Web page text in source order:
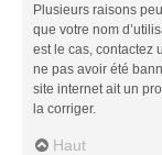
Plusieurs raisons
que votre nom
est le cas, contactez
ne pas avoir été
site internet ait un
la corriger.
Haut